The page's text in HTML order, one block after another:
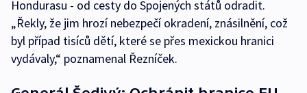
Hondurasu - od cesty do Spojených států odradit.
„Řekly, že jim hrozí nebezpečí okradení, znásilnění, což
byl případ tisíců dětí, které se přes mexickou hranici
vydávaly,“ poznamenal Řezníček.